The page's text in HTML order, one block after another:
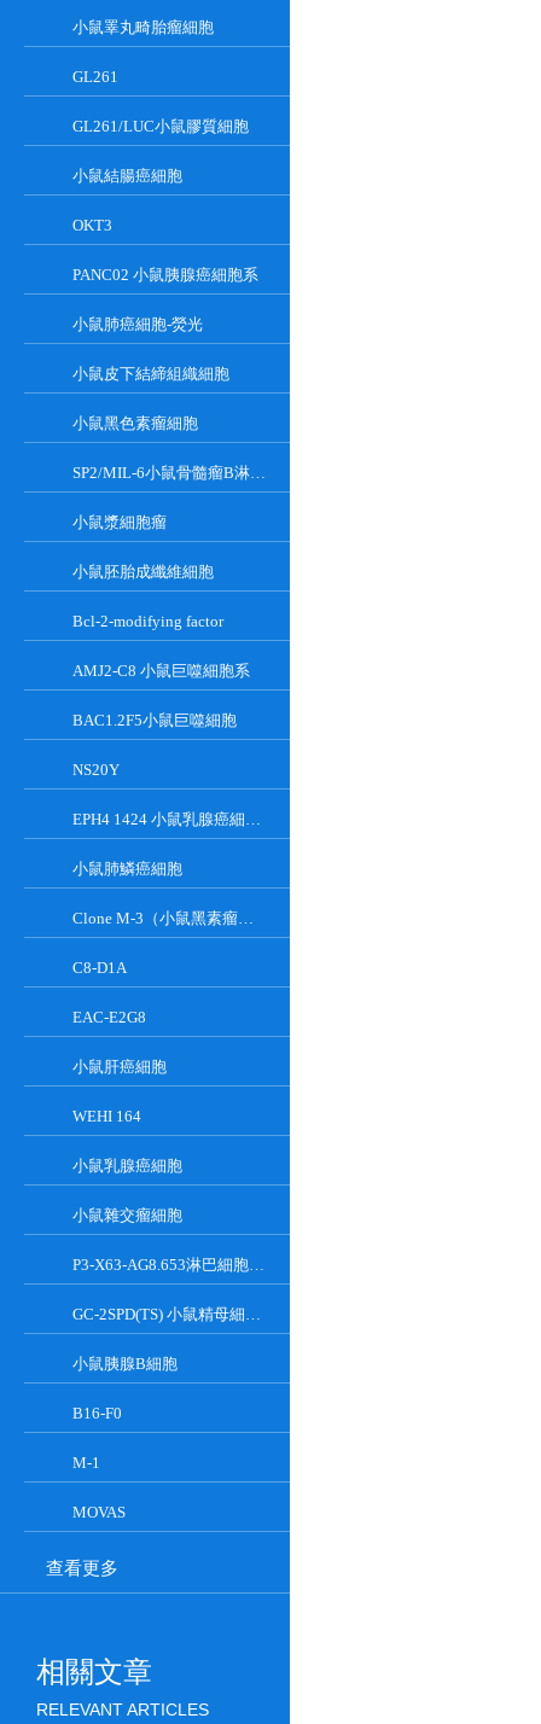
小鼠睪丸畸胎瘤細胞
GL261
GL261/LUC小鼠膠質細胞
小鼠結腸癌細胞
OKT3
PANC02 小鼠胰腺癌細胞系
小鼠肺癌細胞-熒光
小鼠皮下結締組織細胞
小鼠黑色素瘤細胞
SP2/MIL-6小鼠骨髓瘤B淋巴懸浮細胞系
小鼠漿細胞瘤
小鼠胚胎成纖維細胞
Bcl-2-modifying factor
AMJ2-C8 小鼠巨噬細胞系
BAC1.2F5小鼠巨噬細胞
NS20Y
EPH4 1424 小鼠乳腺癌細胞系
小鼠肺鱗癌細胞
Clone M-3（小鼠黑素瘤細胞）
C8-D1A
EAC-E2G8
小鼠肝癌細胞
WEHI 164
小鼠乳腺癌細胞
小鼠雜交瘤細胞
P3-X63-AG8.653淋巴細胞小鼠骨髓瘤細胞
GC-2SPD(TS) 小鼠精母細胞系
小鼠胰腺Β細胞
B16-F0
M-1
MOVAS
查看更多
相關文章
RELEVANT ARTICLES